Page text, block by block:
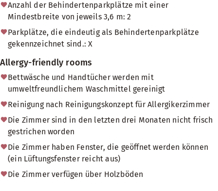
Anzahl der Behindertenparkplätze mit einer
Mindestbreite von jeweils 3,6 m: 2
Parkplätze, die eindeutig als Behindertenparkplätze
gekennzeichnet sind.: X
Allergy-friendly rooms
Bettwäsche und Handtücher werden mit
umweltfreundlichem Waschmittel gereinigt
Reinigung nach Reinigungskonzept für Allergikerzimmer
Die Zimmer sind in den letzten drei Monaten nicht frisch
gestrichen worden
Die Zimmer haben Fenster, die geöffnet werden können
(ein Lüftungsfenster reicht aus)
Die Zimmer verfügen über Holzböden